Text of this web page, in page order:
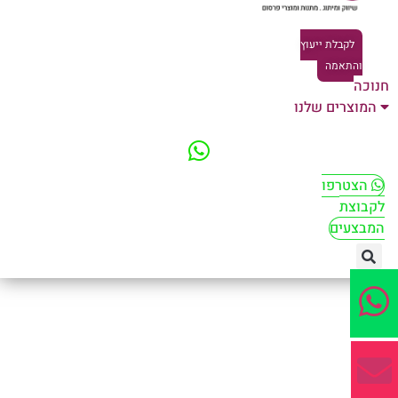
לקבלת ייעוץ
והתאמה
המוצרים שלנו
הצטרפו